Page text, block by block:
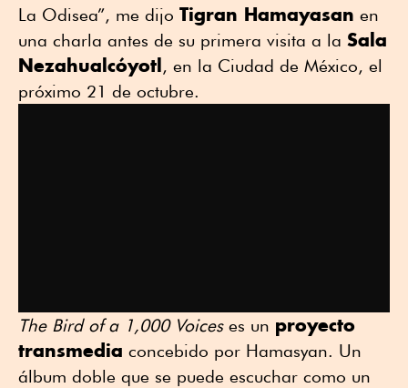
La Odisea”, me dijo Tigran Hamayasan en
una charla antes de su primera visita a la Sala
Nezahualcóyotl, en la Ciudad de México, el
próximo 21 de octubre.
The Bird of a 1,000 Voiceses un proyecto
transmedia concebido por Hamasyan. Un
álbum doble que se puede escuchar como un